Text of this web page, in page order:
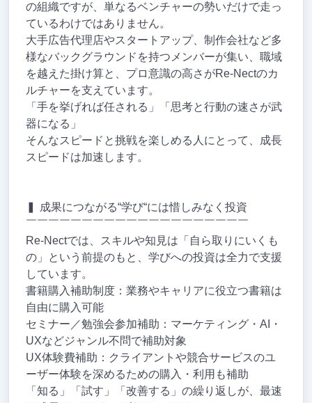
の組織ですが、単なるベンチャーの勢いだけで走っ
ているわけではありません。
大手広告代理店やスタートアップ、制作会社など多
様なバックグラウンドを持つメンバーが集い、職域
を越えた掛け算と、プロ意識の高さがRe-Nectのカ
ルチャーを支えています。
「手を挙げれば任される」「思考と行動の速さが武
器になる」
そんなスピードと挑戦を楽しめる人にとって、成長
スピードは加速します。
▍ 成果につながる“学び“には惜しみなく投資
￣￣￣￣￣￣￣￣￣￣￣￣￣￣￣￣￣￣￣￣
Re-Nectでは、スキルや知見は「自ら取りにいくも
の」という前提のもと、学びへの投資は全力で支援
しています。
書籍購入補助制度：業務やキャリアに役立つ書籍は
自由に購入可能
セミナー／勉強会参加補助：マーケティング・AI・
UXなどジャンル不問で補助対象
UX体験費補助：クライアントや競合サービスのユ
ーザー体験を深めるための購入・利用も補助
「知る」「試す」「改善する」の繰り返しが、最速